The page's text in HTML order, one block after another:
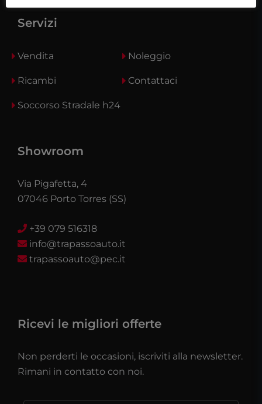
Servizi
Vendita Noleggio
Ricambi Contattaci
Soccorso Stradale h24
Showroom
Via Pigafetta, 4
07046 Porto Torres (SS)
+39 079 516318
info@trapassoauto.it
trapassoauto@pec.it
Ricevi le migliori offerte
Non perderti le occasioni, iscriviti alla newsletter.
Rimani in contatto con noi.